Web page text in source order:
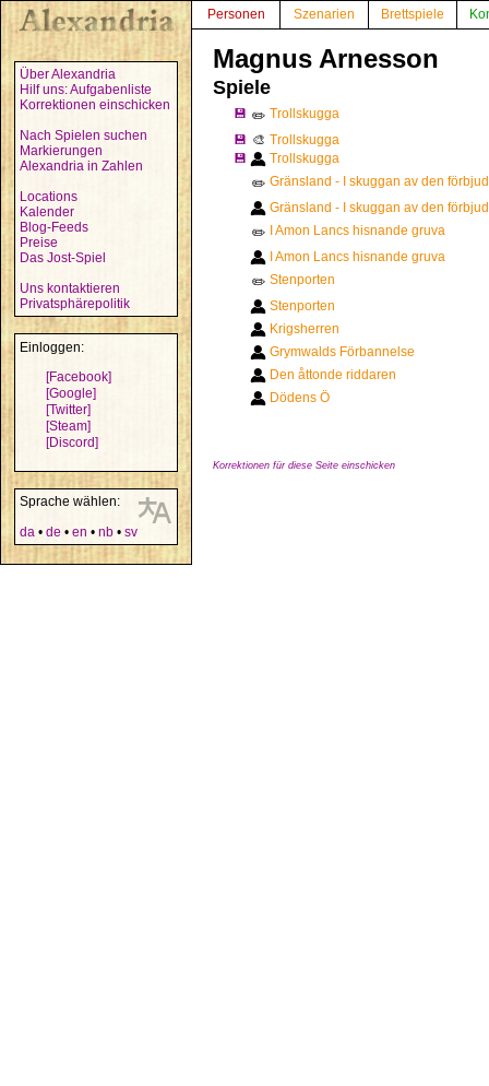
Über Alexandria
Hilf uns: Aufgabenliste
Korrektionen einschicken
Nach Spielen suchen
Markierungen
Alexandria in Zahlen
Locations
Kalender
Blog-Feeds
Preise
Das Jost-Spiel
Uns kontaktieren
Privatsphärepolitik
Einloggen:
[Facebook]
[Google]
[Twitter]
[Steam]
[Discord]
Sprache wählen:
da • de • en • nb • sv
Personen Szenarien Brettspiele
Magnus Arnesson
Spiele
💾 ✏️ Trollskugga
💾 🎨 Trollskugga
💾
Trollskugga
✏️ Gränsland - I skuggan av den
Gränsland - I skuggan av den
✏️
I Amon Lancs hisnande gruva
I Amon Lancs hisnande gruva
✏️ Stenporten
Stenporten
Krigsherren
Grymwalds Förbannelse
Den åttonde riddaren
Dödens Ö
Korrektionen für diese Seite einschicken